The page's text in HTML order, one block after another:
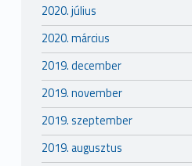
2020. július
2020. március
2019. december
2019. november
2019. szeptember
2019. augusztus